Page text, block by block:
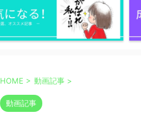
HOME > 動画記事 >
動画記事